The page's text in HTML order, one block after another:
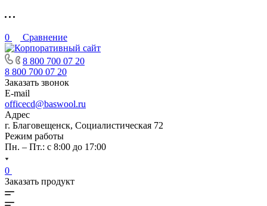
0 Сравнение
8 800 700 07 20
8 800 700 07 20
Заказать звонок
E-mail
officecd@baswool.ru
Адрес
г. Благовещенск, Социалистическая 72
Режим работы
Пн. – Пт.: с 8:00 до 17:00
0
Заказать продукт